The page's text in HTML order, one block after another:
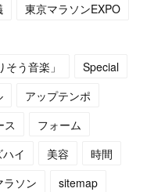
東京マラソンEXPO
う音楽」
Special
アップテンポ
ス
フォーム
イ 美容
時間
ラソン
sitemap